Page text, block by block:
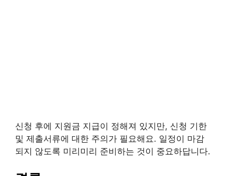
신청 후에 지원금 지급이 정해져 있지만, 신청 기한
및 제출서류에 대한 주의가 필요해요. 일정이 마감
되지 않도록 미리미리 준비하는 것이 중요하답니다.